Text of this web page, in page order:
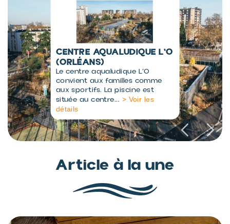
CENTRE AQUALUDIQUE L'O
(ORLÉANS)
Le centre aqualudique L’O
convient aux familles comme
aux sportifs. La piscine est
située au centre... > Voir les
détails
Article à la une